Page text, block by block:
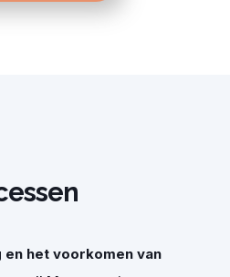
het voorkomen van